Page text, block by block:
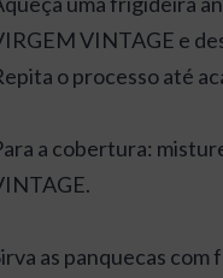
VINTAGE e
o processo até
a cobertura:
as panquecas